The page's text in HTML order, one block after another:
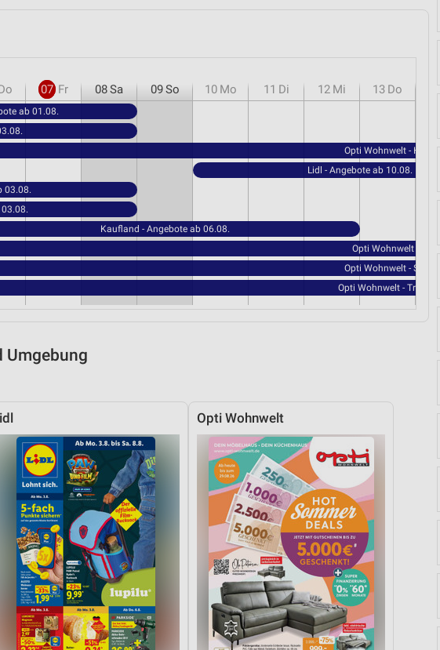
07 Fr 08Sa 09So 10 Mo 11 Di 12 Mi 13 Do
ab 01.08.
Opti Wohnwelt - Hot
Lidl - Angebote ab 10.08.
03.08.
03.08.
Kaufland - Angebote ab 06.08.
Opti Wohnwelt -
Opti Wohnwelt -
Opti Wohnwelt -
Umgebung
Opti Wohnwelt